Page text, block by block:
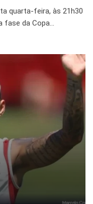
quarta-feira, às 21h30
fase da Copa…